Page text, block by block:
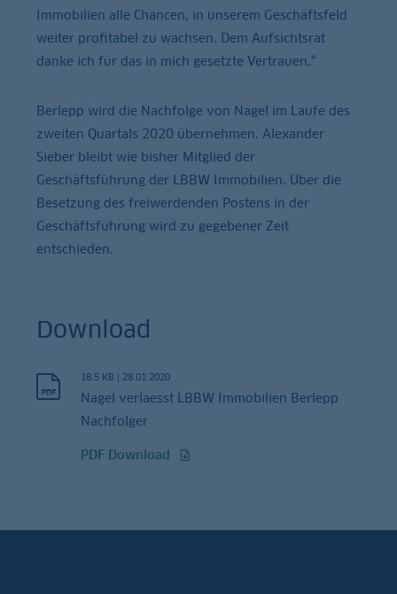
Immobilien alle Chancen, in unserem Geschäftsfeld
weiter profitabel zu wachsen. Dem Aufsichtsrat
danke ich für das in mich gesetzte Vertrauen.“
Berlepp wird die Nachfolge von Nagel im Laufe des
zweiten Quartals 2020 übernehmen. Alexander
Sieber bleibt wie bisher Mitglied der
Geschäftsführung der LBBW Immobilien. Über die
Besetzung des freiwerdenden Postens in der
Geschäftsführung wird zu gegebener Zeit
entschieden.
Download
18.5 KB | 28.01.2020
Nagel verlaesst LBBW Immobilien Berlepp
Nachfolger
PDF Download